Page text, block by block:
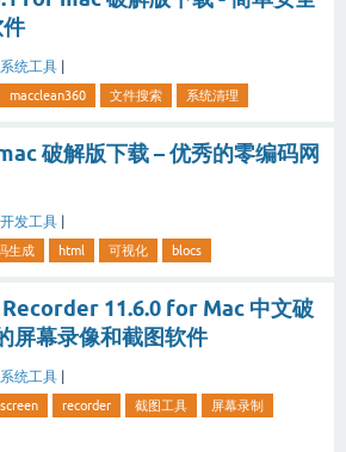
统工具 |
macclean360 文件搜索 系统清理
破解版下载 – 优秀的零编码网
发工具 |
生成 html 可视化 blocs
11.6.0 for Mac 中文破
屏幕录像和截图软件
统工具 |
screen recorder 截图工具
屏幕录制